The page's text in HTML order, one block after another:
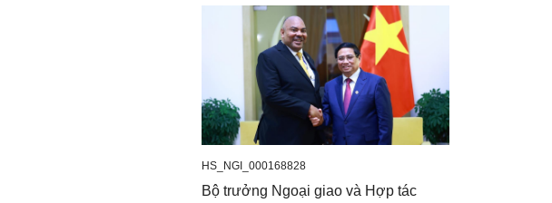
HS_NGI_000168828
Bộ trưởng Ngoại giao và Hợp tác